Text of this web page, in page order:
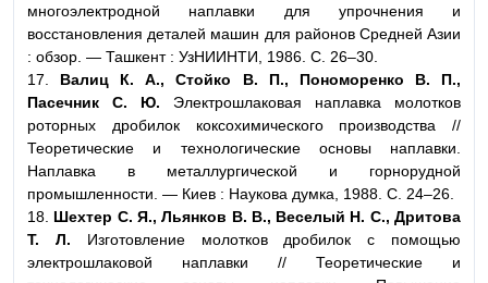
многоэлектродной наплавки для упрочнения и
восстановления деталей машин для районов Средней Азии
: обзор. — Ташкент : УзНИИНТИ, 1986. С. 26–30.
17. Валиц К. А., Стойко В. П., Пономоренко В. П.,
Пасечник С. Ю. Электрошлаковая наплавка молотков
роторных дробилок коксохимического производства //
Теоретические и технологические основы наплавки.
Наплавка в металлургической и горнорудной
промышленности. — Киев : Наукова думка, 1988. С. 24–26.
18. Шехтер С. Я., Льянков В. В., Веселый Н. С., Дритова
Т. Л. Изготовление молотков дробилок с помощью
электрошлаковой наплавки // Теоретические и